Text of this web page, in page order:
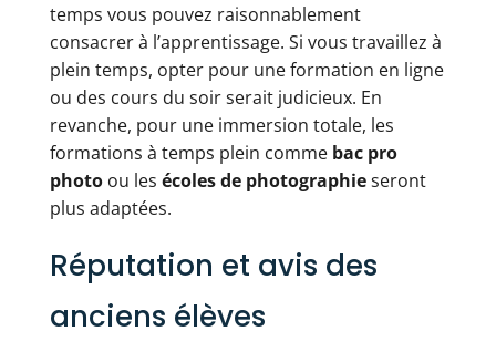
temps vous pouvez raisonnablement
consacrer à l’apprentissage. Si vous travaillez à
plein temps, opter pour une formation en ligne
ou des cours du soir serait judicieux. En
revanche, pour une immersion totale, les
formations à temps plein comme bac pro
photoou les écoles de photographieseront
plus adaptées.
Réputation et avis des
anciens élèves